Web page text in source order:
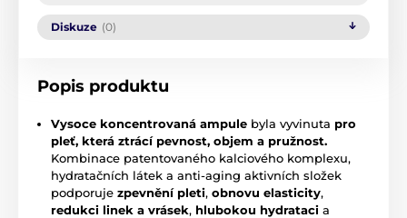
Diskuze (0)
Popis produktu
Vysoce koncentrovaná ampule byla vyvinuta pro
pleť, která ztrácí pevnost, objem a pružnost.
Kombinace patentovaného kalciového komplexu,
hydratačních látek a anti-aging aktivních složek
podporuje zpevnění pleti, obnovu elasticity,
redukci linek a vrásek, hlubokou hydrataci a